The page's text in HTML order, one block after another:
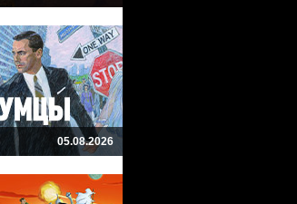
05.08.2026